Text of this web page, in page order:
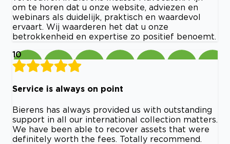
om te horen dat u onze website, adviezen en
webinars als duidelijk, praktisch en waardevol
ervaart. Wij waarderen het dat u onze
betrokkenheid en expertise zo positief benoemt.
10
Service is always on point
Bierens has always provided us with outstanding
support in all our international collection matters.
We have been able to recover assets that were
definitely worth the fees. Totally recommend.